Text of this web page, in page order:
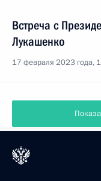
Встреча с
Лукашенко
17 февраля 2023 года,